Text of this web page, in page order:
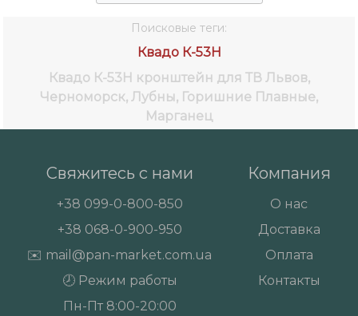
Поисковые теги:
Квадо К-53Н
Квадо К-53Н кронштейн для ТВ Львов,
Черноморск, Лубны, Горишние Плавные,
Марганец
Свяжитесь с нами
+38 099-0-800-850
+38 068-0-900-950
✉️ mail@pan-market.com.ua
🕗 Режим работы
Пн-Пт 8:00-20:00
Компания
О нас
Доставка
Оплата
Контакты